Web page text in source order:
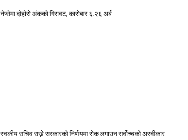
नेप्सेमा दोहोरो अंकको गिरावट, कारोबार ६.२६ अर्ब
स्वकीय सचिव राख्ने सरकारको निर्णयमा रोक लगाउन सर्वोच्चको अस्वीकार